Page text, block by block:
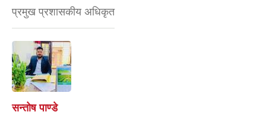
प्रमुख प्रशासकीय अधिकृत
सन्तोष पाण्डे